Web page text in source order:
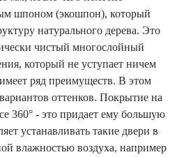
шпоном (экошпон), который
натурального дерева. Это
чистый многослойный
который не уступает ничем
ряд преимуществ. В этом
оттенков. Покрытие на
360° - это придает ему большую
устанавливать такие двери в
влажностью воздуха, например